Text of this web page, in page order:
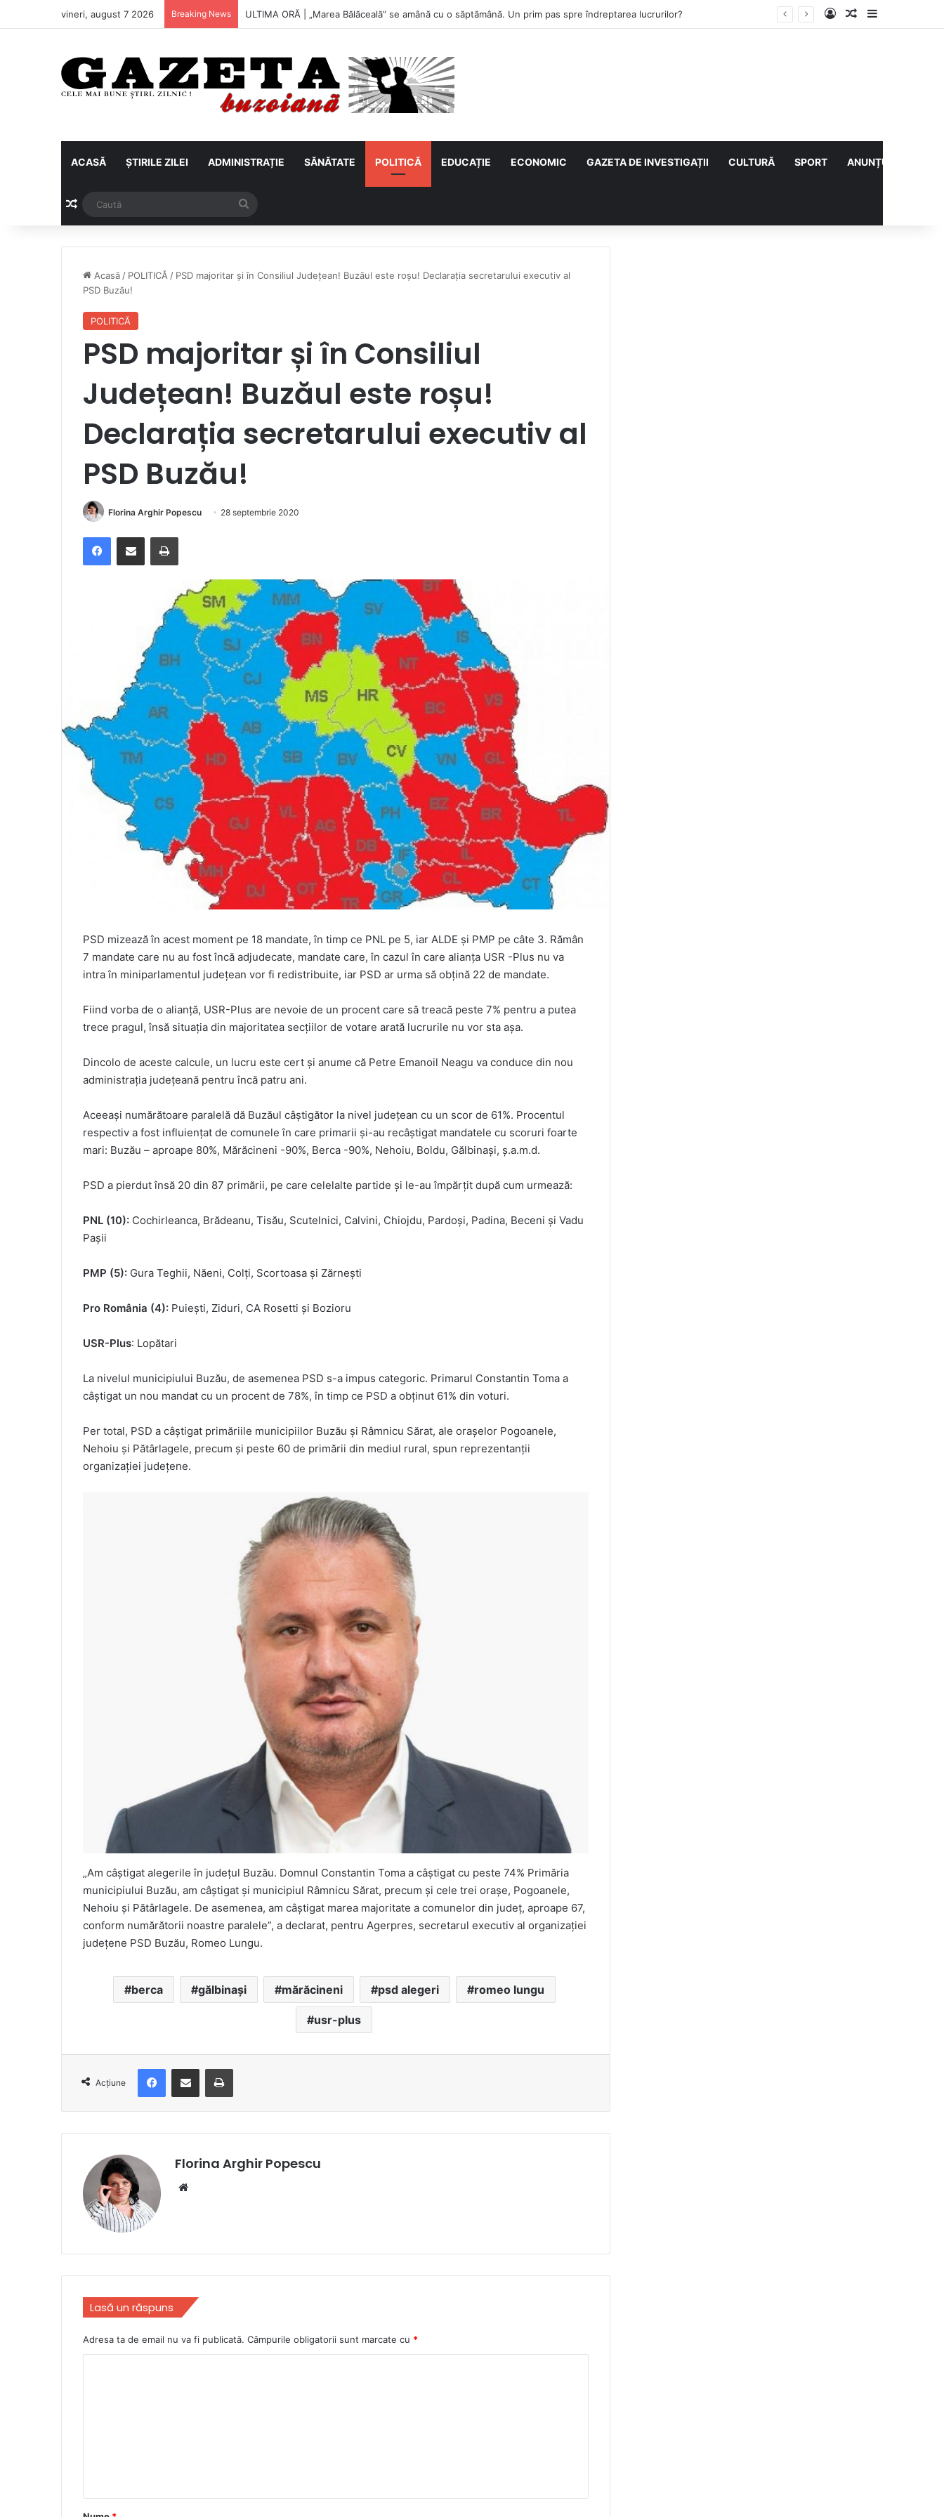
vineri, august 7 2026 Breaking News Metalul Buzău, primul meci acasă în noul sezon de Liga 2. Obiectiv clar înaintea duelului cu CS Afumați Log InArticol aleatoriu
Sidebar
ACASĂ ȘTIRILE ZILEI ADMINISTRAȚIE SĂNĂTATE POLITICĂ EDUCAȚIE ECONOMIC GAZETA DE INVESTIGAȚII CULTURĂ SPORT ANUNȚURI
Articol aleatoriu
Acasă / POLITICĂ / PSD majoritar și în Consiliul Județean! Buzăul este roșu! Declarația secretarului executiv al
PSD Buzău!
POLITICĂ
PSD majoritar și în Consiliul
Județean! Buzăul este roșu!
Declarația secretarului executiv al
PSD Buzău!
Florina Arghir Popescu 28 septembrie 2020
FacebookDistribuie prin e-mail Imprimare
PSD mizează în acest moment pe 18 mandate, în timp ce PNL pe 5, iar ALDE și PMP pe câte 3. Rămân
7 mandate care nu au fost încă adjudecate, mandate care, în cazul în care alianța USR -Plus nu va
intra în miniparlamentul județean vor fi redistribuite, iar PSD ar urma să obțină 22 de mandate.
Fiind vorba de o alianță, USR-Plus are nevoie de un procent care să treacă peste 7% pentru a putea
trece pragul, însă situația din majoritatea secțiilor de votare arată lucrurile nu vor sta așa.
Dincolo de aceste calcule, un lucru este cert și anume că Petre Emanoil Neagu va conduce din nou
administrația județeană pentru încă patru ani.
Aceeași numărătoare paralelă dă Buzăul câștigător la nivel județean cu un scor de 61%. Procentul
respectiv a fost influiențat de comunele în care primarii și-au recâștigat mandatele cu scoruri foarte
mari: Buzău – aproape 80%, Mărăcineni -90%, Berca -90%, Nehoiu, Boldu, Gălbinași, ș.a.m.d.
PSD a pierdut însă 20 din 87 primării, pe care celelalte partide și le-au împărțit după cum urmează:
PNL (10): Cochirleanca, Brădeanu, Tisău, Scutelnici, Calvini, Chiojdu, Pardoși, Padina, Beceni și Vadu
Pașii
PMP (5): Gura Teghii, Năeni, Colți, Scortoasa și Zărnești
Pro România (4): Puiești, Ziduri, CA Rosetti și Bozioru
USR-Plus: Lopătari
La nivelul municipiului Buzău, de asemenea PSD s-a impus categoric. Primarul Constantin Toma a
câștigat un nou mandat cu un procent de 78%, în timp ce PSD a obținut 61% din voturi.
Per total, PSD a câştigat primăriile municipiilor Buzău şi Râmnicu Sărat, ale oraşelor Pogoanele,
Nehoiu şi Pătârlagele, precum şi peste 60 de primării din mediul rural, spun reprezentanţii
organizaţiei judeţene.
„Am câştigat alegerile în judeţul Buzău. Domnul Constantin Toma a câştigat cu peste 74% Primăria
municipiului Buzău, am câştigat şi municipiul Râmnicu Sărat, precum şi cele trei oraşe, Pogoanele,
Nehoiu şi Pătârlagele. De asemenea, am câştigat marea majoritate a comunelor din judeţ, aproape 67,
conform numărătorii noastre paralele”, a declarat, pentru Agerpres, secretarul executiv al organizaţiei
judeţene PSD Buzău, Romeo Lungu.
berca gălbinași mărăcineni psd alegeri romeo lungu
usr-plus
Acțiune
FacebookDistribuie prin e-mail Imprimare
Florina Arghir Popescu
Lasă un răspuns
Adresa ta de email nu va fi publicată. Câmpurile obligatorii sunt marcate cu *
r